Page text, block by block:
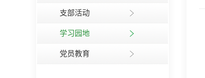
支部活动
学习园地
党员教育